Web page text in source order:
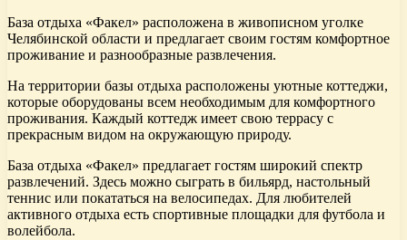
База отдыха «Факел» расположена в живописном уголке
Челябинской области и предлагает своим гостям комфортное
проживание и разнообразные развлечения.
На территории базы отдыха расположены уютные коттеджи,
которые оборудованы всем необходимым для комфортного
проживания. Каждый коттедж имеет свою террасу с
прекрасным видом на окружающую природу.
База отдыха «Факел» предлагает гостям широкий спектр
развлечений. Здесь можно сыграть в бильярд, настольный
теннис или покататься на велосипедах. Для любителей
активного отдыха есть спортивные площадки для футбола и
волейбола.